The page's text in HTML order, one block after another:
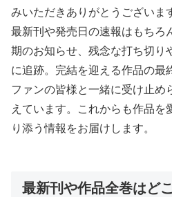
みいただきありがとうございま
最新刊や発売日の速報はもちろ
期のお知らせ、残念な打ち切り
に追跡。完結を迎える作品の最
ファンの皆様と一緒に受け止め
えています。これからも作品を
り添う情報をお届けします。
最新刊や作品全巻はど